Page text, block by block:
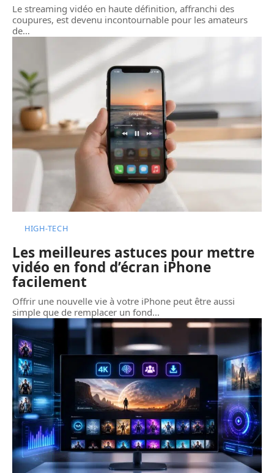
Le streaming vidéo en haute définition, affranchi des
coupures, est devenu incontournable pour les amateurs
de…
HIGH-TECH
Les meilleures astuces pour mettre
vidéo en fond d’écran iPhone
facilement
Offrir une nouvelle vie à votre iPhone peut être aussi
simple que de remplacer un fond…